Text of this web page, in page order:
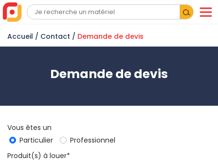
Accueil / Contact / Demande de devis
Demande de devis
Vous êtes un
Particulier
Professionnel
Produit(s) à louer*